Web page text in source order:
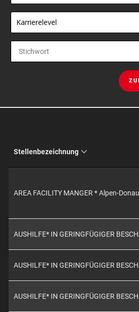
Karrierelevel
Stellenbezeichnung
AREA FACILITY MANGER * Alpen-
AUSHILFE* IN GERINGFÜGIGER
AUSHILFE* IN GERINGFÜGIGER
AUSHILFE* IN GERINGFÜGIGER